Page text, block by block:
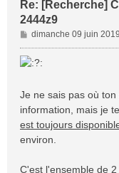
Re: [Recherche]
2444z9
M
e
s
g
e
dimanche 09 juin
Je ne sais pas où
information, mais je
est toujours
environ.
C'est l'ensemble de